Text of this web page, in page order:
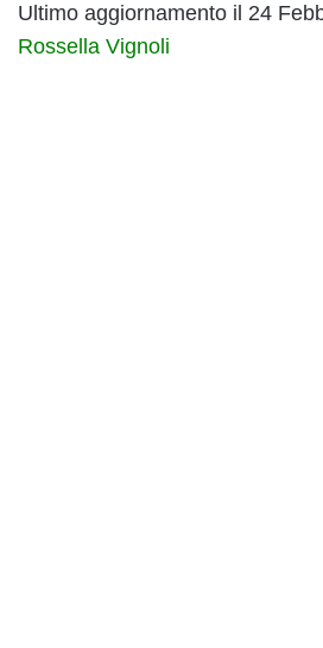
Ultimo aggiornamento il 24
Rossella Vignoli